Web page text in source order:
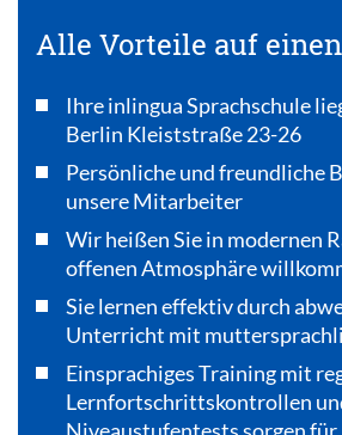
Alle Vorteile auf
Ihre inlingua Sprachschule
Berlin Kleiststraße 23-26
Persönliche und freundliche
unsere Mitarbeiter
Wir heißen Sie in modernen
offenen Atmosphäre
Sie lernen effektiv durch
Unterricht mit
Einsprachiges Training mit
Lernfortschrittskontrollen